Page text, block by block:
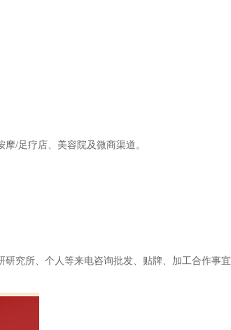
摩/足疗店、美容院及微商渠道 。
研究所、个人等来电咨询批发、贴牌、加工合作事宜